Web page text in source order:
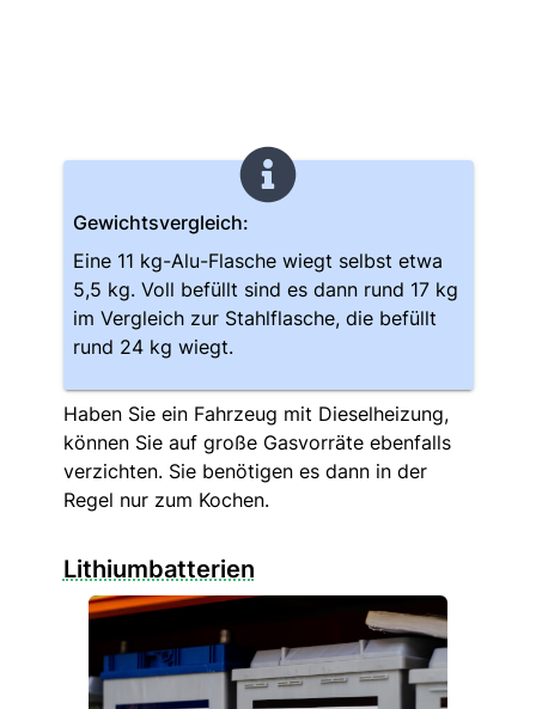
Gewichtsvergleich:
Eine 11 kg-Alu-Flasche wiegt selbst etwa
5,5 kg. Voll befüllt sind es dann rund 17 kg
im Vergleich zur Stahlflasche, die befüllt
rund 24 kg wiegt.
Haben Sie ein Fahrzeug mit Dieselheizung,
können Sie auf große Gasvorräte ebenfalls
verzichten. Sie benötigen es dann in der
Regel nur zum Kochen.
Lithiumbatterien